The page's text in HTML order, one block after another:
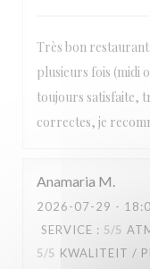
Très bon restaurant
plusieurs fois (midi
toujours satisfaite,
correctes, je
Anamaria M
2026-07-29 -
SERVICE : 5/5
5/5 KWALITEIT /